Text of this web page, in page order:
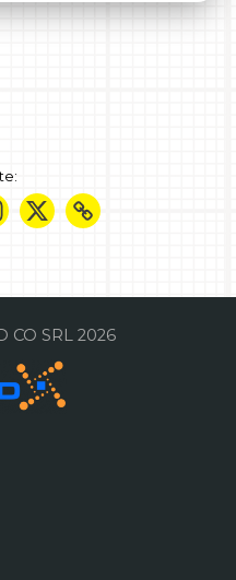
CO SRL 2026